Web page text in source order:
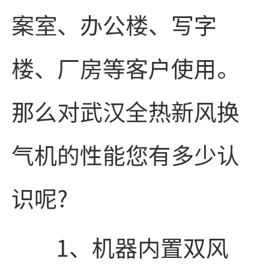
案室、办公楼、写字
楼、厂房等客户使用。
那么对武汉全热新风换
气机的性能您有多少认
识呢?
1、机器内置双风